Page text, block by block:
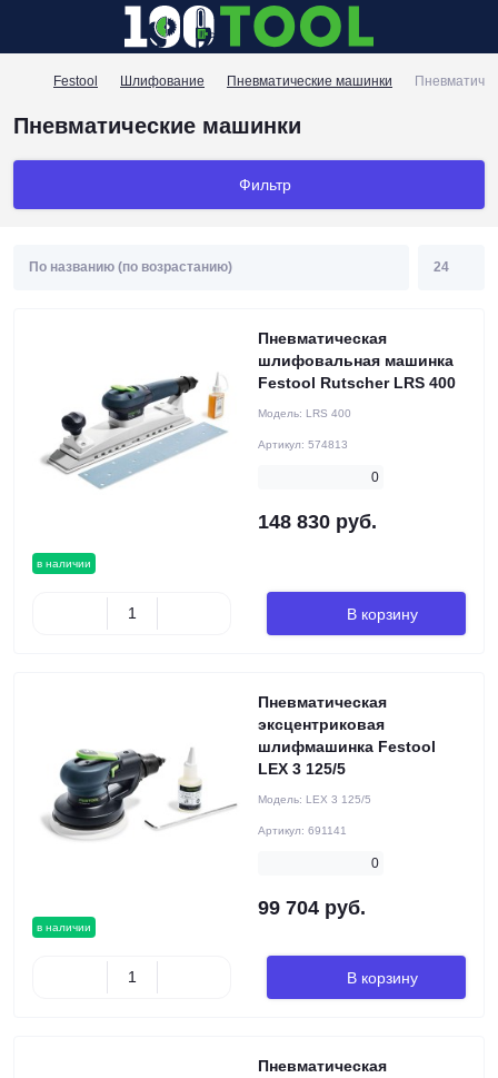
Festool Шлифование Пневматические машинки
Пневматические машинки
Фильтр
в наличии
Пневматическая
шлифовальная машинка
Festool Rutscher LRS 400
Модель: LRS 400
Артикул: 574813
0
148 830 руб.
В корзину
в наличии
Пневматическая
эксцентриковая
шлифмашинка Festool
LEX 3 125/5
Модель: LEX 3 125/5
Артикул: 691141
0
99 704 руб.
В корзину
Пневматическая